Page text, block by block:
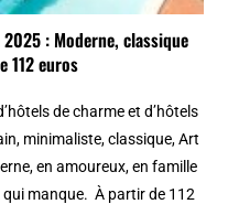
: Moderne, classique
112 euros
de charme et d’hôtels
minimaliste, classique, Art
en amoureux, en famille
qui manque. À partir de 112